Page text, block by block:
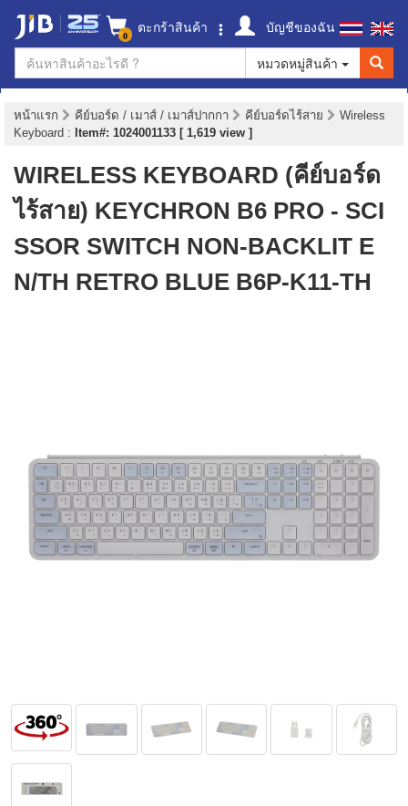
0 ตะกร้าสินค้า
บัญชีของฉัน
หมวดหมู่สินค้า
หน้าแรก คีย์บอร์ด / เมาส์ / เมาส์ปากกา คีย์บอร์ดไร้สาย
Wireless
Keyboard : Item#: 1024001133 [ 1,619 view ]
WIRELESS KEYBOARD (คีย์บอร์ด
ไร้สาย) KEYCHRON B6 PRO - SCI
SSOR SWITCH NON-BACKLIT E
N/TH RETRO BLUE B6P-K11-TH